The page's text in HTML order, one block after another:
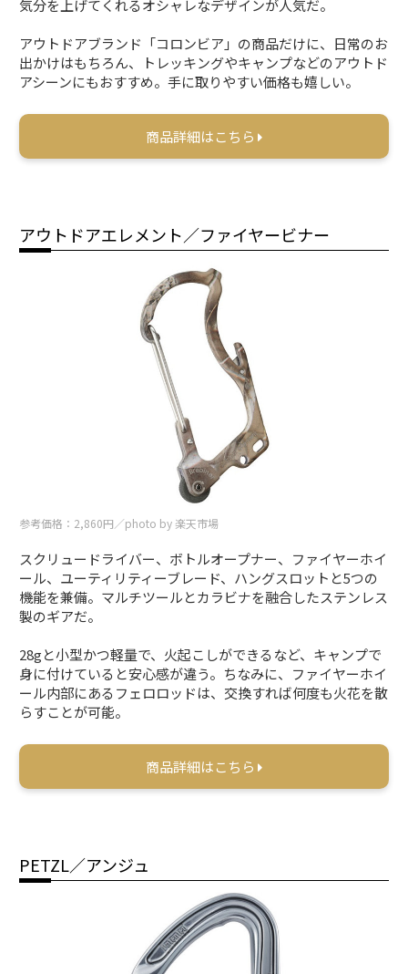
気分を上げてくれるオシャレなデザインが人気だ。
アウトドアブランド「コロンビア」の商品だけに、日常のお
出かけはもちろん、トレッキングやキャンプなどのアウトド
アシーンにもおすすめ。手に取りやすい価格も嬉しい。
商品詳細はこちら
アウトドアエレメント／ファイヤービナー
参考価格：2,860円／photo by 楽天市場
スクリュードライバー、ボトルオープナー、ファイヤーホイ
ール、ユーティリティーブレード、ハングスロットと5つの
機能を兼備。マルチツールとカラビナを融合したステンレス
製のギアだ。
28gと小型かつ軽量で、火起こしができるなど、キャンプで
身に付けていると安心感が違う。ちなみに、ファイヤーホイ
ール内部にあるフェロロッドは、交換すれば何度も火花を散
らすことが可能。
商品詳細はこちら
PETZL／アンジュ